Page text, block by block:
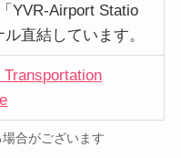
YVR-Airport Statio
直結しています。
合がございます